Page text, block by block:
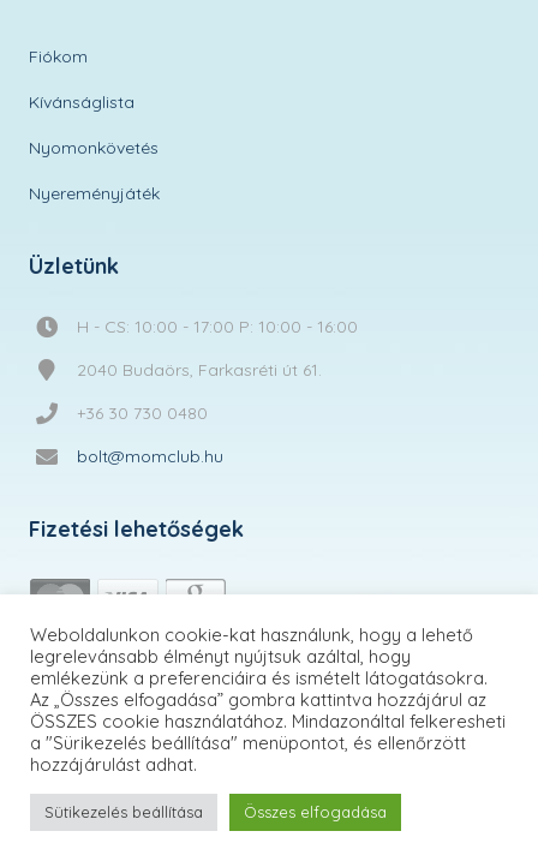
Fiókom
Kívánságlista
Nyomonkövetés
Nyereményjáték
Üzletünk
H - CS: 10:00 - 17:00 P: 10:00 - 16:00
2040 Budaörs, Farkasréti út 61.
+36 30 730 0480
bolt@momclub.hu
Fizetési lehetőségek
MomClub.hu | © 2026 Minden jog fenntartva!
Weboldalunkon cookie-kat használunk, hogy a lehető
legrelevánsabb élményt nyújtsuk azáltal, hogy
emlékezünk a preferenciáira és ismételt látogatásokra.
Az „Összes elfogadása” gombra kattintva hozzájárul az
ÖSSZES cookie használatához. Mindazonáltal felkeresheti
a "Sürikezelés beállítása" menüpontot, és ellenőrzött
hozzájárulást adhat.
Sütikezelés beállítása Összes elfogadása